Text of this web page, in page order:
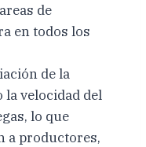
de
en todos los
de la
velocidad del
lo que
a productores,